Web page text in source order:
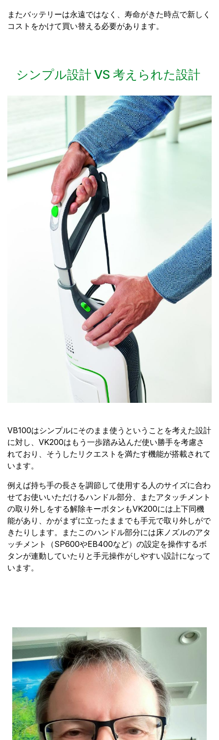
またバッテリーは永遠ではなく、寿命がきた時点で新しく
コストをかけて買い替える必要があります。
シンプル設計 VS 考えられた設計
VB100はシンプルにそのまま使うということを考えた設計
に対し、VK200はもう一歩踏み込んだ使い勝手を考慮さ
れており、そうしたリクエストを満たす機能が搭載されて
います。
例えば持ち手の長さを調節して使用する人のサイズに合わ
せてお使いいただけるハンドル部分、またアタッチメント
の取り外しをする解除キーボタンもVK200には上下同機
能があり、かがまずに立ったままでも手元で取り外しがで
きたりします。またこのハンドル部分には床ノズルのアタ
ッチメント（SP600やEB400など）の設定を操作するボ
タンが連動していたりと手元操作がしやすい設計になって
います。